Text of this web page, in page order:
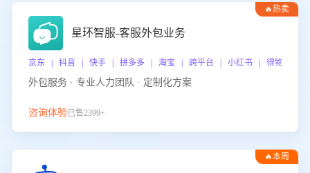
🔥热卖
星环智服-客服外包业务
京东 | 抖音 | 快手 | 拼多多 | 淘宝 | 跨平台 | 小红书 | 得物 | 企
外包服务 · 专业人力团队 · 定制化方案
咨询体验已售2399+
🔥本周